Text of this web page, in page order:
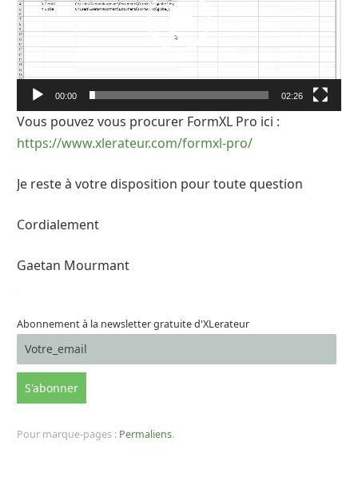
00:00 02:26
Vous pouvez vous procurer FormXL Pro ici :
https://www.xlerateur.com/formxl-pro/
Je reste à votre disposition pour toute question
Cordialement
Gaetan Mourmant
Abonnement à la newsletter gratuite d'XLerateur
Pour marque-pages : Permaliens.